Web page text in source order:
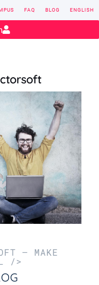
FAQ BLOG ENGLISH
– MAKE
/>